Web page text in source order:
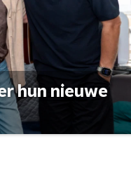
hun nieuwe